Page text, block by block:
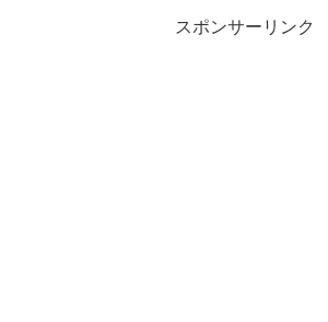
スポンサーリンク